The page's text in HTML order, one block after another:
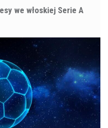
we włoskiej Serie A